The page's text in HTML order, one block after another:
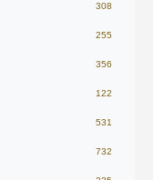
308
255
356
122
531
732